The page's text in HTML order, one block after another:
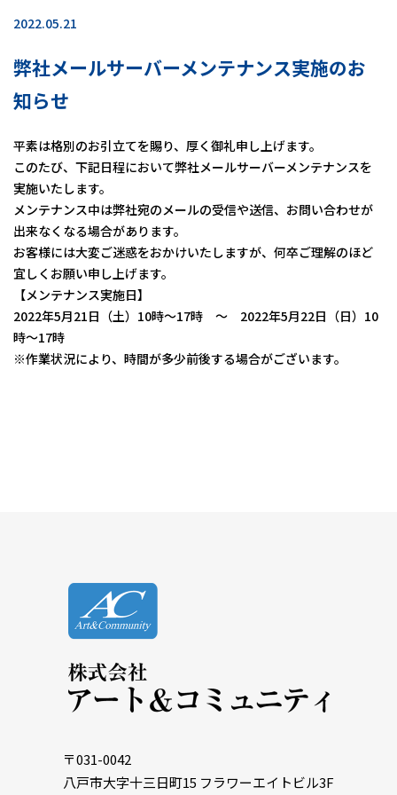
2022.05.21
弊社メールサーバーメンテナンス実施のお
知らせ
平素は格別のお引立てを賜り、厚く御礼申し上げます。
このたび、下記日程において弊社メールサーバーメンテナンスを
実施いたします。
メンテナンス中は弊社宛のメールの受信や送信、お問い合わせが
出来なくなる場合があります。
お客様には大変ご迷惑をおかけいたしますが、何卒ご理解のほど
宜しくお願い申し上げます。
【メンテナンス実施日】
2022年5月21日（土）10時～17時 ～ 2022年5月22日（日）10
時～17時
※作業状況により、時間が多少前後する場合がございます。
〒031-0042
八戸市大字十三日町15 フラワーエイトビル3F